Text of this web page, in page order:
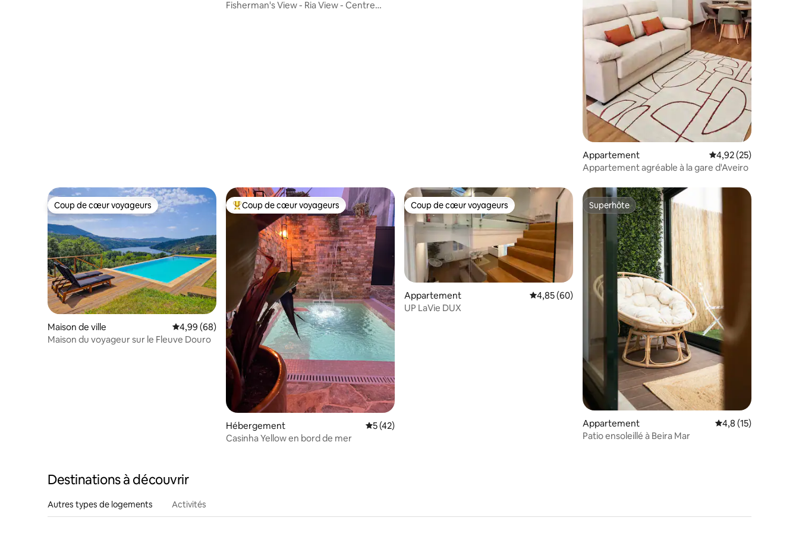
Fisherman's View - Ria View - Centre
Appartement Évaluation moyenne
4,92 (25)
Appartement agréable à la gare d'Aveiro
Coup de cœur voyageurs
Coup de cœur voyageurs
Maison de ville Évaluation moyenne sur la base de 68 commentaires : 4,99 sur 5
4,99 (68)
Maison du voyageur sur le Fleuve Douro
Coups de cœur voyageurs les plus appréciés
Coup de cœur voyageurs
Hébergement Évaluation moyenne sur la base de 42 commentaires : 5 sur 5
5 (42)
Casinha Yellow en bord de mer
Coup de cœur voyageurs
Coup de cœur voyageurs
Appartement Évaluation moyenne sur la base de 60 commentaires : 4,85 sur 5
4,85 (60)
UP LaVie DUX
Superhôte
Superhôte
Appartement Évaluation
4,8 (15)
Patio ensoleillé à Beira Mar
Destinations à découvrir
Autres types de logements Activités